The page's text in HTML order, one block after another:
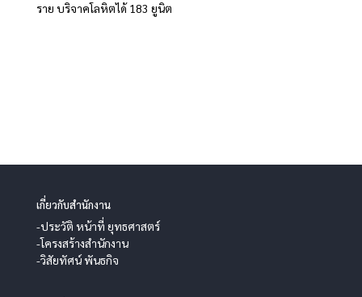
ราย บริจาคโลหิตได้ 183 ยูนิต
เกี่ยวกับสำนักงาน
-ประวัติ หน้าที่ ยุทธศาสตร์
-โครงสร้างสำนักงาน
-วิสัยทัศน์ พันธกิจ